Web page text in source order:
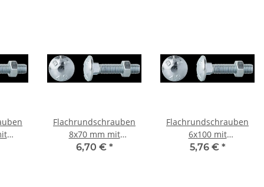
Mu 20St
Flachrundschrauben
8x70 mm mit
6,70 € *
Flachrundschrauben
6x100 mit
Vierkantansatz Mu 20St
5,76 € *